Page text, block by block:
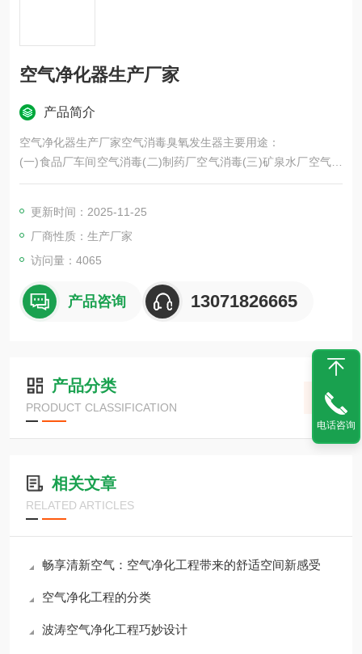
空气净化器生产厂家
产品简介
空气净化器生产厂家空气消毒臭氧发生器主要用途：
(一)食品厂车间空气消毒(二)制药厂空气消毒(三)矿泉水厂空气消
毒
更新时间：2025-11-25
厂商性质：生产厂家
访问量：4065
产品咨询 13071826665
产品分类
PRODUCT CLASSIFICATION
相关文章
RELATED ARTICLES
畅享清新空气：空气净化工程带来的舒适空间新感受
空气净化工程的分类
波涛空气净化工程巧妙设计
电话咨询